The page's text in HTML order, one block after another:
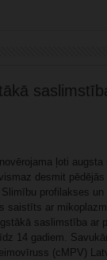
ļoti
desmit
Slimību profilakses
saistīts ar
saslimstība ar
14 gadiem.
(cMPV)